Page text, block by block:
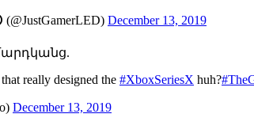
December 13, 2019
really designed the #XboxSeriesX huh?
December 13, 2019